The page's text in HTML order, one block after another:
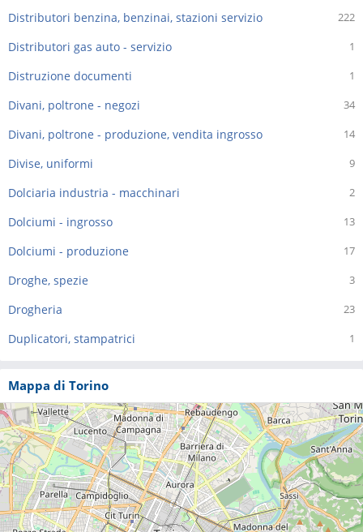
222
Distributori benzina, benzinai, stazioni servizio
1
Distributori gas auto - servizio
1
Distruzione documenti
34
Divani, poltrone - negozi
14
Divani, poltrone - produzione, vendita ingrosso
9
Divise, uniformi
2
Dolciaria industria - macchinari
13
Dolciumi - ingrosso
17
Dolciumi - produzione
3
Droghe, spezie
23
Drogheria
1
Duplicatori, stampatrici
Mappa di Torino